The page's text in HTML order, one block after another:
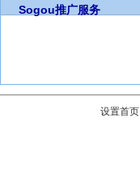
Sogou推广服务
设置首页